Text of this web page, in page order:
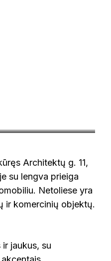
Architektų g. 11,
su lengva prieiga
Netoliese yra
ir komercinių objektų.
jaukus, su